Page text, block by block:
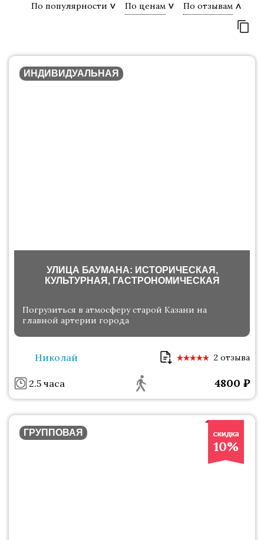
По популярности По ценам По отзывам
ИНДИВИДУАЛЬНАЯ
УЛИЦА БАУМАНА: ИСТОРИЧЕСКАЯ,
КУЛЬТУРНАЯ, ГАСТРОНОМИЧЕСКАЯ
Погрузиться в атмосферу старой Казани на
главной артерии города
Николай 2 отзыва
2.5 часа 4800 ₽
10%
ГРУППОВАЯ